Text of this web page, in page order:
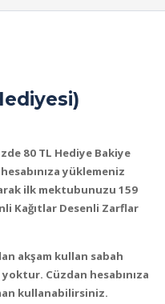
80 TL Hediye Bakiye
yüklemeniz
ilk mektubunuzu 159
Kağıtlar Desenli Zarflar
akşam kullan sabah
Cüzdan hesabınıza
kullanabilirsiniz.